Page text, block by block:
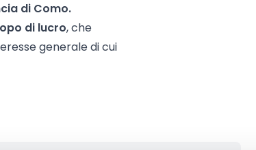
di Como.
di lucro, che
generale di cui